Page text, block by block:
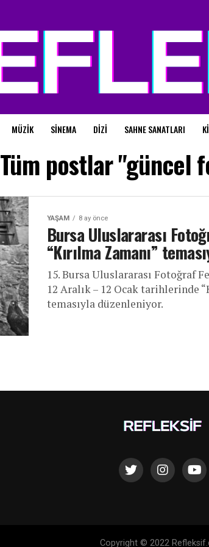
MÜZIK SINEMA DIZI SAHNE SANATLARI
Tüm postlar "güncel
YAŞAM 8 ay önce
Bursa Uluslararası
“Kırılma Zamanı”
15. Bursa Uluslararası Fotoğraf
12 Aralık – 12 Ocak tarihlerinde
temasıyla düzenleniyor.
Copyright © 2022